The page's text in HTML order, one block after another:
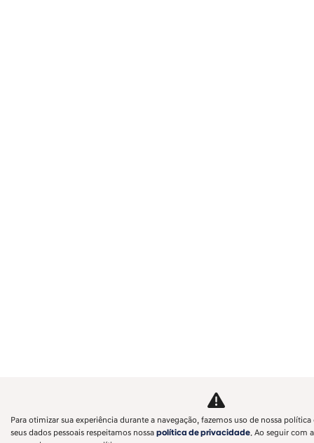
Para otimizar sua experiência durante a navegação, fazemos uso de nossa
seus dados pessoais respeitamos nossa política de privacidade. Ao seguir com